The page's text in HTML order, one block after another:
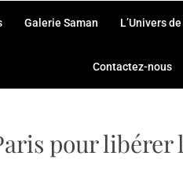
Galerie Saman L’Univers
Contactez-nous
pour libérer